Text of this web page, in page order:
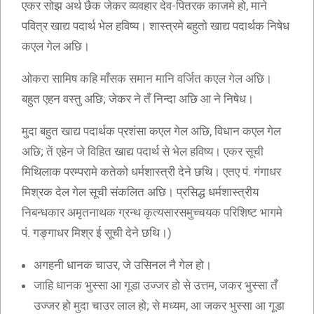
एकर सोझ अर्थ छैक जेकर व्यवहार देव-पितरक काजमे हो, माने
पवित्र खाद्य पदार्थ भेल हविष्य। शास्त्रमे बहुतो खाद्य पदार्थक निषेध
कएल गेल अछि।
ओकरा सामिष कहि माँसक समान मानि वर्जित कएल गेल अछि।
बहुत एहन वस्तु अछि; जेकर ने तँ निन्दा अछि आ ने निषेध।
मुदा बहुत खाद्य पदार्थक प्रशंसा कएल गेल अछि, विधान कएल गेल
अछि; तें एहेन जे विहित खाद्य पदार्थ से भेल हविष्य। एकर सूची
मिथिलाक परम्परामे कतेको धर्मशास्त्री देने छथि। एतए पं. गंगाधर
मिश्रक देल गेल सूची संकलित अछि। प्रसिद्ध धर्मशास्त्रीय
निबन्धकार अमृतनाथक ग्रन्थ कृत्यसारसमुच्चयक परिशिष्ट भागमे
पं. गङ्गाधर मिश्र ई सूची देने छथि।)
अगहनी धानक चाउर, जे उसिनल नै गेल हो।
जाहि धानक भुस्सा आ गूडा उज्जर हो से उत्तम, जकर भुस्सा तँ
उज्जर हो मुदा चाउर लाल हो; से मध्यम, आ जकर भुस्सा आ गूडा